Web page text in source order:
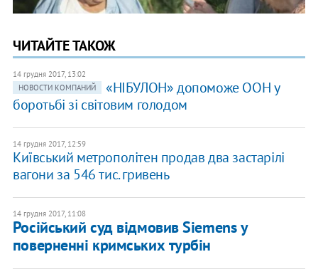
ЧИТАЙТЕ ТАКОЖ
14 грудня 2017, 13:02
НОВОСТИ КОМПАНИЙ
«НІБУЛОН» допоможе ООН у
боротьбі зі світовим голодом
14 грудня 2017, 12:59
Київський метрополітен продав два застарілі
вагони за 546 тис. гривень
14 грудня 2017, 11:08
Російський суд відмовив Siemens у
поверненні кримських турбін